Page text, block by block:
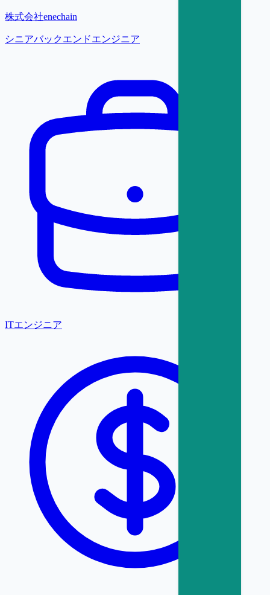
株式会社enechain
シニアバックエンドエンジニア
ITエンジニア